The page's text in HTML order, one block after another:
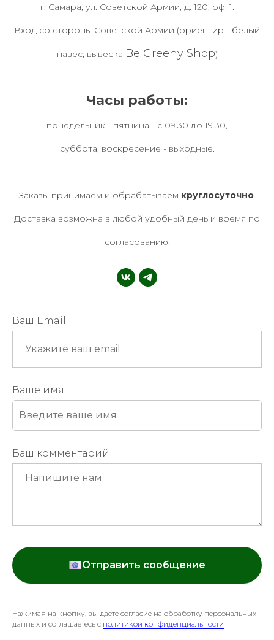
г. Самара, ул. Советской Армии, д. 120, оф. 1.
Вход со стороны Советской Армии (ориентир - белый
навес, вывеска Be Greeny Shop)
Часы работы:
понедельник - пятница - с 09.30 до 19.30,
суббота, воскресение - выходные.
Заказы принимаем и обрабатываем круглосуточно.
Доставка возможна в любой удобный день и время по
согласованию.
Ваш Email
Ваше имя
Ваш комментарий
Отправить сообщение
Нажимая на кнопку, вы даете согласие на обработку персональных
данных и соглашаетесь c политикой конфиденциальности